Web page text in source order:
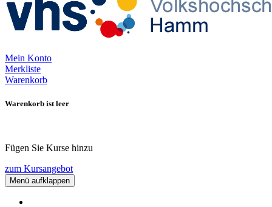
Mein Konto
Merkliste
Warenkorb
Warenkorb ist leer
Fügen Sie Kurse hinzu
zum Kursangebot
Menü aufklappen